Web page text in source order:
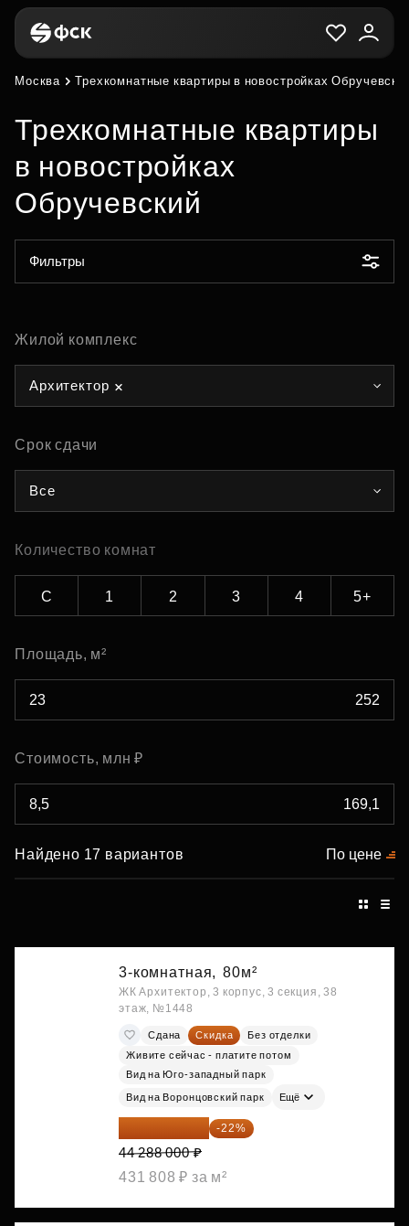
Москва Трехкомнатные квартиры в новостройках
Трехкомнатные квартиры
в новостройках
Обручевский
Фильтры
Жилой комплекс
Архитектор
Срок сдачи
Все
Количество комнат
С 1 2 3 4 5+
Площадь, м²
Стоимость, млн ₽
Найдено 17 вариантов По цене
3-комнатная, 80м²
ЖК Архитектор, 3 корпус, 3 секция, 38
этаж, №1448
Сдана Скидка
Без отделки
Живите сейчас - платите потом
Вид на Юго-западный парк
Вид на Воронцовский парк Ещё
34 544 640 ₽ -22%
44 288 000 ₽
431 808 ₽ за м²